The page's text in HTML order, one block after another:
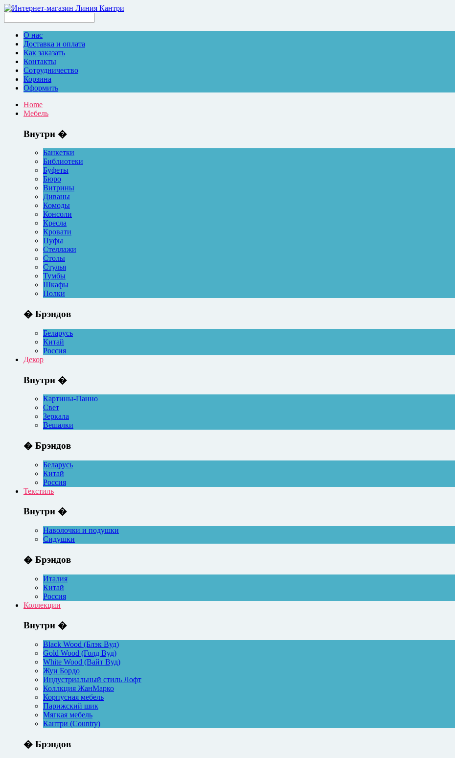
О нас
Доставка и оплата
Как заказать
Контакты
Сотрудничество
Корзина
Оформить
Home
Мебель
Внутри �
Банкетки
Библиотеки
Буфеты
Бюро
Витрины
Диваны
Комоды
Консоли
Кресла
Кровати
Пуфы
Стеллажи
Столы
Стулья
Тумбы
Шкафы
Полки
� Брэндов
Беларусь
Китай
Россия
Декор
Внутри �
Картины-Панно
Свет
Зеркала
Вешалки
� Брэндов
Беларусь
Китай
Россия
Текстиль
Внутри �
Наволочки и подушки
Сидушки
� Брэндов
Италия
Китай
Россия
Коллекции
Внутри �
Black Wood (Блэк Вуд)
Gold Wood (Голд Вуд)
White Wood (Вайт Вуд)
Жуи Бордо
Индустриальный стиль Лофт
Коллкция ЖанМарко
Корпусная мебель
Парижский шик
Мягкая мебель
Кантри (Country)
� Брэндов